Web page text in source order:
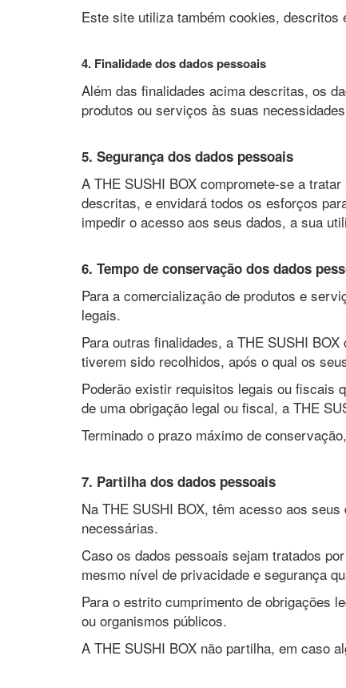
Este site utiliza também cookies, descritos
4. Finalidade dos dados pessoais
Além das finalidades acima descritas, os
produtos ou serviços às suas
5. Segurança dos dados pessoais
A THE SUSHI BOX compromete-se a
descritas, e envidará todos os esforços
impedir o acesso aos seus dados, a sua
6. Tempo de conservação dos dados
Para a comercialização de produtos e
legais.
Para outras finalidades, a THE SUSHI
tiverem sido recolhidos, após o qual os
Poderão existir requisitos legais ou fiscais
de uma obrigação legal ou fiscal, a THE
Terminado o prazo máximo de
7. Partilha dos dados pessoais
Na THE SUSHI BOX, têm acesso aos
necessárias.
Caso os dados pessoais sejam tratados
mesmo nível de privacidade e segurança
Para o estrito cumprimento de obrigações
ou organismos públicos.
A THE SUSHI BOX não partilha, em caso